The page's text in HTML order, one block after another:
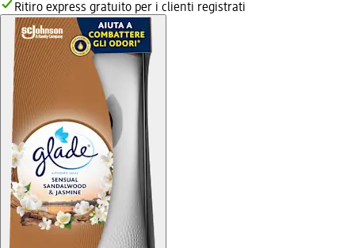
Ritiro express gratuito per i clienti registrati